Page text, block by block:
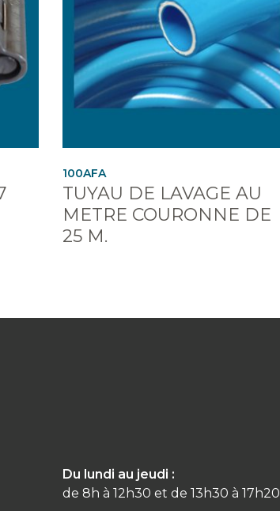
100AFA
TUYAU DE LAVAGE AU
METRE COURONNE DE
25 M.
Du lundi au jeudi :
de 8h à 12h30 et de 13h30 à 17h20